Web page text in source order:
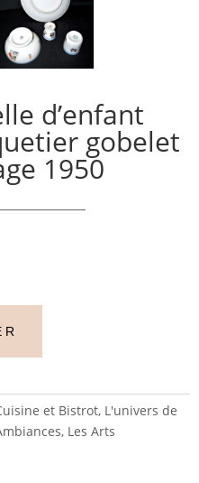
d’enfant
gobelet
1950
et Bistrot, L'univers de
, Les Arts